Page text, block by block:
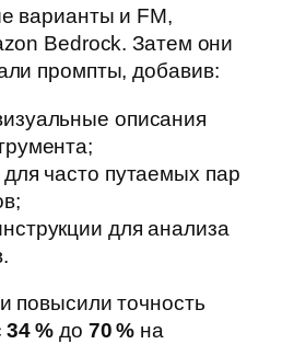
варианты и FM,
Bedrock. Затем они
промпты, добавив:
описания
для часто путаемых пар
для анализа
повысили точность
34 % до 70 % на